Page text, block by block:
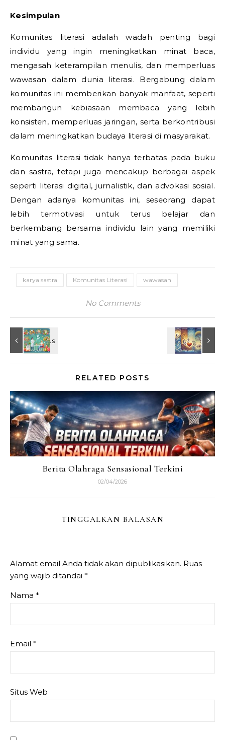
Kesimpulan
Komunitas literasi adalah wadah penting bagi
individu yang ingin meningkatkan minat baca,
mengasah keterampilan menulis, dan memperluas
wawasan dalam dunia literasi. Bergabung dalam
komunitas ini memberikan banyak manfaat, seperti
membangun kebiasaan membaca yang lebih
konsisten, memperluas jaringan, serta berkontribusi
dalam meningkatkan budaya literasi di masyarakat.
Komunitas literasi tidak hanya terbatas pada buku
dan sastra, tetapi juga mencakup berbagai aspek
seperti literasi digital, jurnalistik, dan advokasi sosial.
Dengan adanya komunitas ini, seseorang dapat
lebih termotivasi untuk terus belajar dan
berkembang bersama individu lain yang memiliki
minat yang sama.
karya sastra Komunitas Literasi wawasan
No Comments
RELATED POSTS
Berita Olahraga Sensasional Terkini
02/04/2026
TINGGALKAN BALASAN
Alamat email Anda tidak akan dipublikasikan. Ruas
yang wajib ditandai *
Nama *
Email *
Situs Web